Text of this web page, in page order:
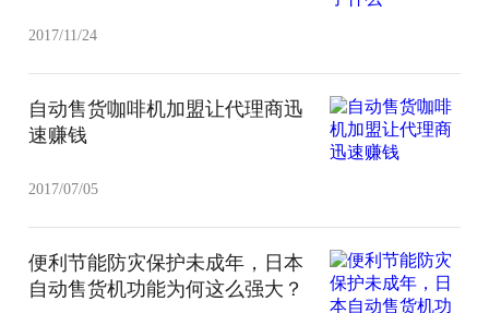
2017/11/24
自动售货咖啡机加盟让代理商迅
速赚钱
2017/07/05
便利节能防灾保护未成年，日本
自动售货机功能为何这么强大？